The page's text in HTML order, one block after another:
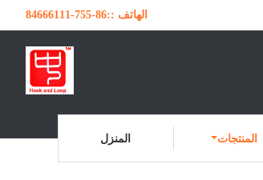
الهاتف ::86-755-84666111
المنزل المنتجات